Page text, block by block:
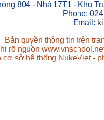
804 - Nhà 17T1 - Khu
Phone:
Email:
Bản quyền thông tin trên
rõ nguồn
cơ sở hệ thống NukeViet -